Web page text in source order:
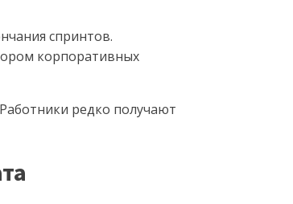
спринтов.
корпоративных
редко получают